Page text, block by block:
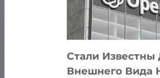
РАЗВИТИЮ
Стали Известны
Внешнего Вида